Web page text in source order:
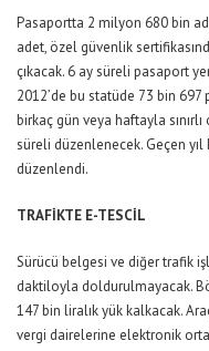
Pasaportta 2 milyon 680 bin
adet, özel güvenlik
çıkacak. 6 ay süreli pasaport
2012’de bu statüde 73 bin
birkaç gün veya haftayla
süreli düzenlenecek. Geçen
düzenlendi.
TRAFİKTE E-TESCİL
Sürücü belgesi ve diğer trafik
daktiloyla doldurulmayacak.
147 bin liralık yük kalkacak.
vergi dairelerine elektronik